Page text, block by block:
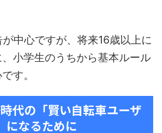
中心ですが、将来16歳以上に
小学生のうちから基本ルール
す。
代の「賢い自転車ユーザ
になるために